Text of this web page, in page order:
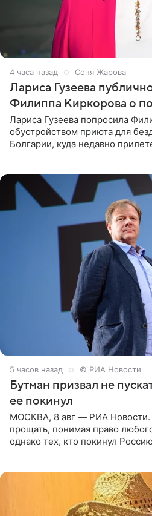
4 часа назад Соня Жарова
Лариса Гузеева
Филиппа Киркорова о
Лариса Гузеева попросила
обустройством приюта для
Болгарии, куда недавно
5 часов назад © РИА Новости
Бутман призвал не
ее покинул
МОСКВА, 8 авг — РИА Новости.
прощать, понимая право
однако тех, кто покинул